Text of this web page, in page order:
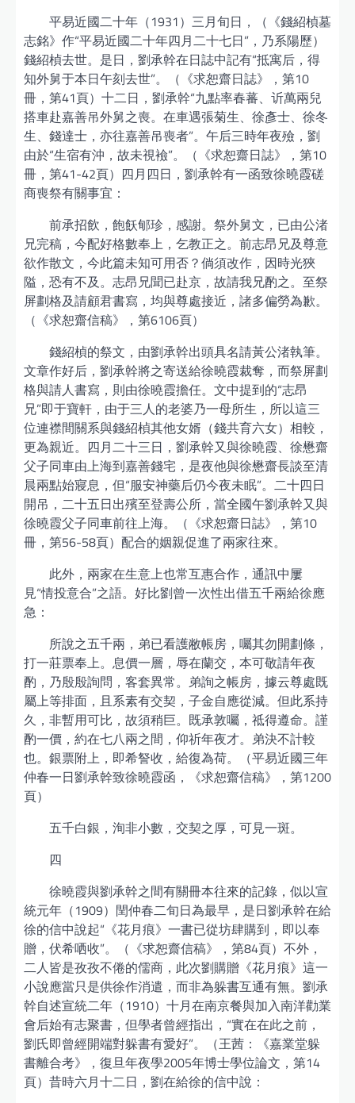
平易近國二十年（1931）三月旬日，（《錢紹楨墓
志銘》作“平易近國二十年四月二十七日”，乃系陽歷）
錢紹楨去世。是日，劉承幹在日誌中記有“抵寓后，得
知外舅于本日午刻去世”。（《求恕齋日誌》，第10
冊，第41頁）十二日，劉承幹“九點率春蕃、䜣萬兩兒
搭車赴嘉善吊外舅之喪。在車遇張菊生、徐彥士、徐冬
生、錢達士，亦往嘉善吊喪者”。午后三時年夜殮，劉
由於“生宿有沖，故未視襝”。（《求恕齋日誌》，第10
冊，第41-42頁）四月四日，劉承幹有一函致徐曉霞磋
商喪祭有關事宜：
前承招飲，飽飫郇珍，感謝。祭外舅文，已由公渚
兄完稿，今配好格數奉上，乞教正之。前志昂兄及尊意
欲作散文，今此篇未知可用否？倘須改作，因時光狹
隘，恐有不及。志昂兄聞已赴京，故請我兄酌之。至祭
屏劃格及請顧君書寫，均與尊處接近，諸多偏勞為歉。
（《求恕齋信稿》，第6106頁）
錢紹楨的祭文，由劉承幹出頭具名請黃公渚執筆。
文章作好后，劉承幹將之寄送給徐曉霞裁奪，而祭屏劃
格與請人書寫，則由徐曉霞擔任。文中提到的“志昂
兄”即于寶軒，由于三人的老婆乃一母所生，所以這三
位連襟間關系與錢紹楨其他女婿（錢共育六女）相較，
更為親近。四月二十三日，劉承幹又與徐曉霞、徐懋齋
父子同車由上海到嘉善錢宅，是夜他與徐懋齋長談至清
晨兩點始寢息，但“服安神藥后仍今夜未眠”。二十四日
開吊，二十五日出殯至登壽公所，當全國午劉承幹又與
徐曉霞父子同車前往上海。（《求恕齋日誌》，第10
冊，第56-58頁）配合的姻親促進了兩家往來。
此外，兩家在生意上也常互惠合作，通訊中屢
見“情投意合”之語。好比劉曾一次性出借五千兩給徐應
急：
所說之五千兩，弟已看護敝帳房，囑其勿開劃條，
打一莊票奉上。息價一層，辱在蘭交，本可敬請年夜
酌，乃殷殷詢問，客套異常。弟詢之帳房，據云尊處既
屬上等排面，且系素有交契，子金自應從減。但此系持
久，非暫用可比，故須稍巨。既承敦囑，祗得遵命。謹
酌一價，約在七八兩之間，仰祈年夜才。弟決不計較
也。銀票附上，即希詧收，給復為荷。（平易近國三年
仲春一日劉承幹致徐曉霞函，《求恕齋信稿》，第1200
頁）
五千白銀，洵非小數，交契之厚，可見一斑。
四
徐曉霞與劉承幹之間有關冊本往來的記錄，似以宣
統元年（1909）閏仲春二旬日為最早，是日劉承幹在給
徐的信中說起“《花月痕》一書已從坊肆購到，即以奉
贈，伏希哂收”。（《求恕齋信稿》，第84頁）不外，
二人皆是孜孜不倦的儒商，此次劉購贈《花月痕》這一
小說應當只是供徐作消遣，而非為躲書互通有無。劉承
幹自述宣統二年（1910）十月在南京餐與加入南洋勸業
會后始有志聚書，但學者曾經指出，“實在在此之前，
劉氏即曾經開端對躲書有愛好”。（王茜：《嘉業堂躲
書離合考》，復旦年夜學2005年博士學位論文，第14
頁）昔時六月十二日，劉在給徐的信中說：